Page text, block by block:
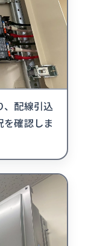
、配線引込
を確認しま